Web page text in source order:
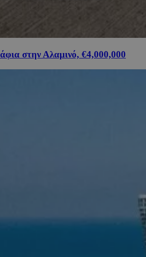
στην Αλαμινό, €4,000,000